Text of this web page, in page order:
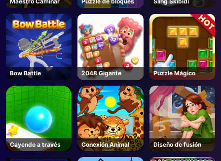
Bow Battle 2048 Gigante Puzzle Mágico
Cayendo a través Conexión Animal Diseño de fusión